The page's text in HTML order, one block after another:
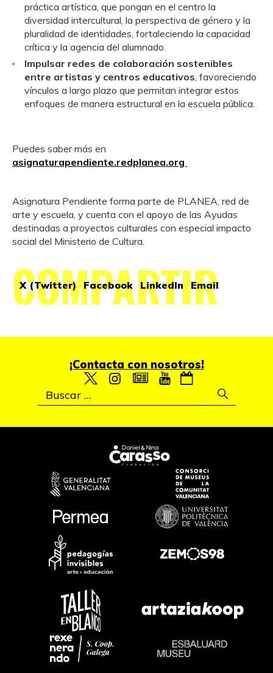
práctica artística, que pongan en el centro la
diversidad intercultural, la perspectiva de género y la
pluralidad de identidades, fortaleciendo la capacidad
crítica y la agencia del alumnado.
Impulsar redes de colaboración sostenibles
entre artistas y centros educativos, favoreciendo
vínculos a largo plazo que permitan integrar estos
enfoques de manera estructural en la escuela pública.
Puedes saber más en
asignaturapendiente.redplanea.org
Asignatura Pendiente forma parte de PLANEA, red de
arte y escuela, y cuenta con el apoyo de las Ayudas
destinadas a proyectos culturales con especial impacto
social del Ministerio de Cultura.
COMPARTIR
X (Twitter) Facebook LinkedIn Email
¡Contacta con nosotros!